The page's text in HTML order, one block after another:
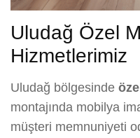
Uludağ Özel
Hizmetlerimiz
Uludağ bölgesinde
montajında mobilya
müşteri memnuniyeti